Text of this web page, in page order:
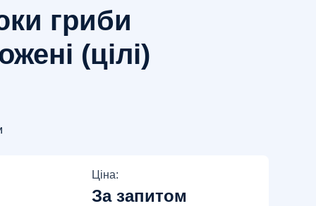
гриби
(цілі)
Ціна:
За запитом